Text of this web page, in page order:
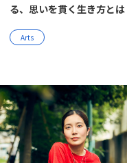
る、思いを貫く生き方とは
Arts